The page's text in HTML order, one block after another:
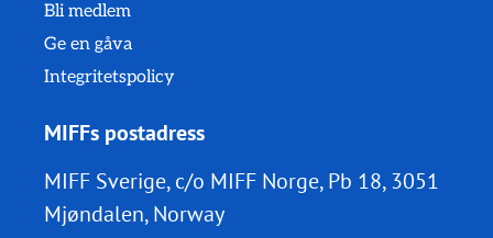
Bli medlem
Ge en gåva
Integritetspolicy
MIFFs postadress
MIFF Sverige, c/o MIFF Norge, Pb 18, 3051
Mjøndalen, Norway